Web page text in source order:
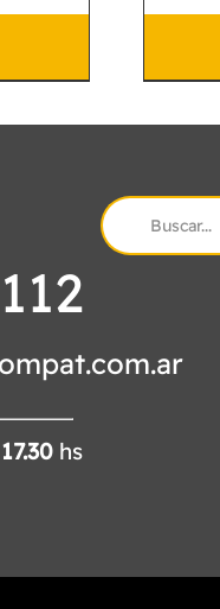
17.30 hs
Search
for: